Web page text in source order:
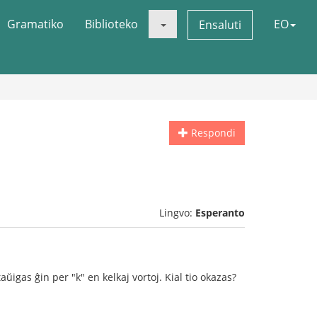
Gramatiko Biblioteko Ensaluti EO
Respondi
Lingvo: Esperanto
ĝin per "k" en kelkaj vortoj. Kial tio okazas?